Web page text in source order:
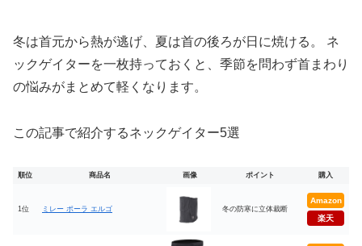
冬は首元から熱が逃げ、夏は首の後ろが日に焼ける。 ネ
ックゲイターを一枚持っておくと、季節を問わず首まわり
の悩みがまとめて軽くなります。
この記事で紹介するネックゲイター5選
順位 商品名 画像 ポイント 購入
1位 ミレー ポーラ エルゴ 冬の防寒に立体裁断
Amazon
楽天